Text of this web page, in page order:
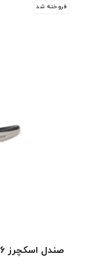
فروخته شد